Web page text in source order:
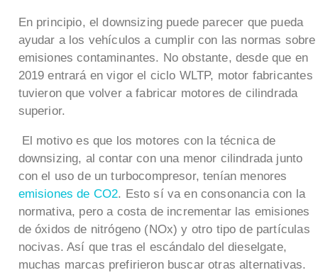
En principio, el downsizing puede parecer que pueda
ayudar a los vehículos a cumplir con las normas sobre
emisiones contaminantes. No obstante, desde que en
2019 entrará en vigor el ciclo WLTP, motor fabricantes
tuvieron que volver a fabricar motores de cilindrada
superior.
El motivo es que los motores con la técnica de
downsizing, al contar con una menor cilindrada junto
con el uso de un turbocompresor, tenían menores
emisiones de CO2. Esto sí va en consonancia con la
normativa, pero a costa de incrementar las emisiones
de óxidos de nitrógeno (NOx) y otro tipo de partículas
nocivas. Así que tras el escándalo del dieselgate,
muchas marcas prefirieron buscar otras alternativas.